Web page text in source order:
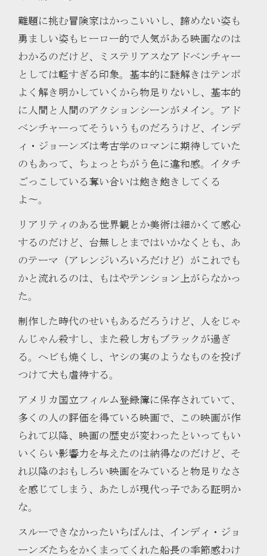
難題に挑む冒険家はかっこいいし、諦めない姿も
勇ましい姿もヒーロー的で人気がある映画なのは
わかるのだけど、ミステリアスなアドベンチャー
としては軽すぎる印象。基本的に謎解きはテンポ
よく解き明かしていくから物足りないし、基本的
に人間と人間のアクションシーンがメイン。アド
ベンチャーってそういうものだろうけど、インデ
ィ・ジョーンズは考古学のロマンに期待していた
のもあって、ちょっとちがう色に違和感。イタチ
ごっこしている奪い合いは飽き飽きしてくる
よ〜。
リアリティのある世界観とか美術は細かくて感心
するのだけど、台無しとまではいかなくとも、あ
のテーマ（アレンジいろいろだけど）がこれでも
かと流れるのは、もはやテンション上がらなかっ
た。
制作した時代のせいもあるだろうけど、人をじゃ
んじゃん殺すし、また殺し方もブラックが過ぎ
る。ヘビも焼くし、ヤシの実のようなものを投げ
つけて犬も虐待する。
アメリカ国立フィルム登録簿に保存されていて、
多くの人の評価を得ている映画で、この映画が作
られて以降、映画の歴史が変わったといってもい
いくらい影響力を与えたのは納得なのだけど、そ
れ以降のおもしろい映画をみていると物足りなさ
を感じてしまう、あたしが現代っ子である証明か
な。
スルーできなかったいちばんは、インディ・ジョ
ーンズたちをかくまってくれた船長の季節感わけ